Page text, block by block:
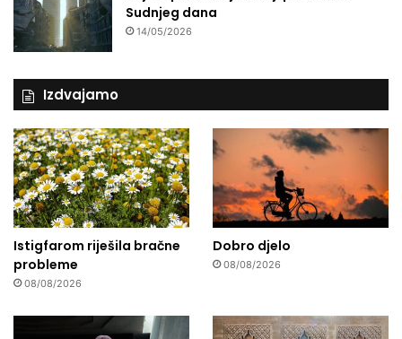
Sudnjeg dana
14/05/2026
Izdvajamo
Istigfarom riješila bračne
probleme
08/08/2026
Dobro djelo
08/08/2026